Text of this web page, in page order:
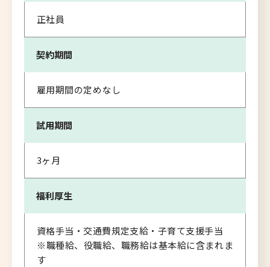
正社員
契約期間
雇用期間の定めなし
試用期間
3ヶ月
福利厚生
資格手当・交通費規定支給・子育て支援手当
※職種給、役職給、職務給は基本給に含まれま
す